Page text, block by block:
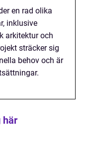
en rad olika
inklusive
arkitektur och
sträcker sig
behov och är
här